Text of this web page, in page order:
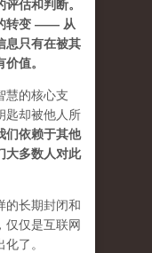
估和判断。
转变 —— 从
息只有在被其
值。
慧的核心支
匙却被他人所
们依赖于其他
大多数人对此
的长期封闭和
仅仅是互联网
了。